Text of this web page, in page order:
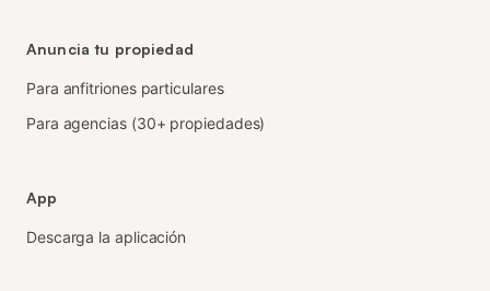
Anuncia tu propiedad
Para anfitriones particulares
Para agencias (30+ propiedades)
App
Descarga la aplicación